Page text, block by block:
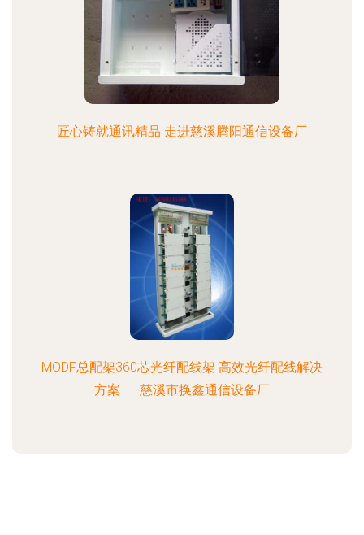
匠心铸就通讯精品 走进慈溪腾阳通信设备厂
MODF总配架360芯光纤配线架 高效光纤配线解决
方案——慈溪市换鑫通信设备厂